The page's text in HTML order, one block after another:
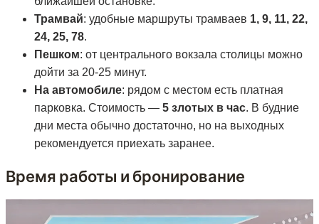
Трамвай: удобные маршруты трамваев 1, 9, 11, 22,
24, 25, 78.
Пешком: от центрального вокзала столицы можно
дойти за 20-25 минут.
На автомобиле: рядом с местом есть платная
парковка. Стоимость — 5 злотых в час. В будние
дни места обычно достаточно, но на выходных
рекомендуется приехать заранее.
Время работы и бронирование